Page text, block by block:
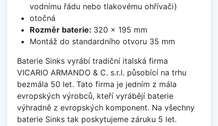
vodnímu řádu nebo tlakovému ohřívači)
otočná
Rozměr baterie: 320 x 195 mm
Montáž do standardního otvoru 35 mm
Baterie Sinks vyrábí tradiční italská firma
VICARIO ARMANDO & C. s.r.l. působící na trhu
bezmála 50 let. Tato firma je jedním z mála
evropských výrobců, kteří vyrábějí baterie
výhradně z evropských komponent. Na všechny
baterie Sinks tak poskytujeme záruku 5 let.